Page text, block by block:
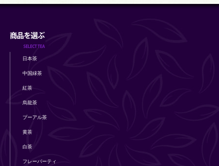
日本茶
中国緑茶
紅茶
烏龍茶
プーアル茶
黄茶
白茶
フレーバーティ